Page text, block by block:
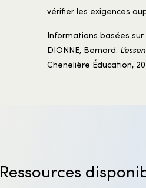
vérifier les exigences
Informations basées
DIONNE, Bernard.
Chenelière Éducation,
Ressources